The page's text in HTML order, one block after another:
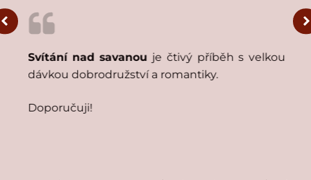
Svítání nad savanou je čtivý příběh s velkou
dávkou dobrodružství a romantiky.
Doporučuji!